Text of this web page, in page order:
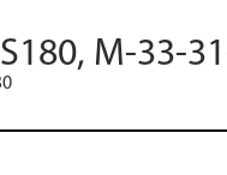
M-33-